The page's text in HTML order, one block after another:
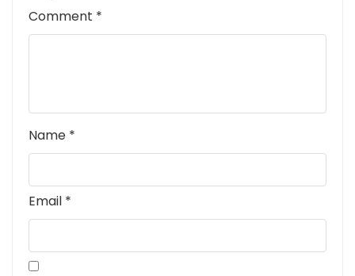
Comment *
Name *
Email *